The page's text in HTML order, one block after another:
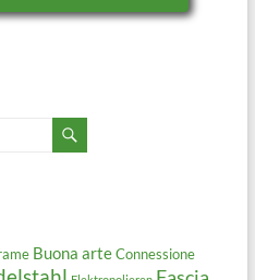
Buona arte Connessione